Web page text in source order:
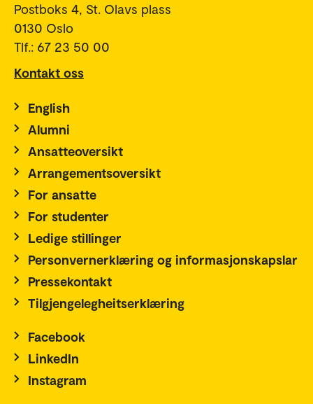
Postboks 4, St. Olavs plass
0130 Oslo
Tlf.: 67 23 50 00
Kontakt oss
English
Alumni
Ansatteoversikt
Arrangementsoversikt
For ansatte
For studenter
Ledige stillinger
Personvernerklæring og informasjonskapslar
Pressekontakt
Tilgjengelegheitserklæring
Facebook
LinkedIn
Instagram